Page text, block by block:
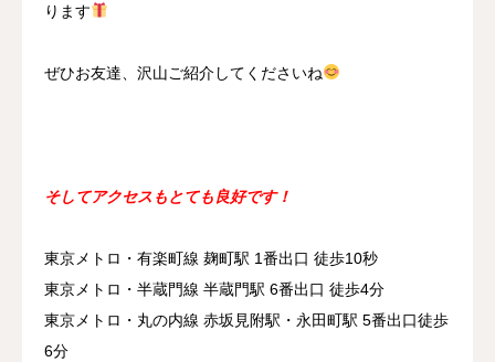
ります
ぜひお友達、沢山ご紹介してくださいね
そしてアクセスもとても良好です！
東京メトロ・有楽町線 麹町駅 1番出口 徒歩10秒
東京メトロ・半蔵門線 半蔵門駅 6番出口 徒歩4分
東京メトロ・丸の内線 赤坂見附駅・永田町駅 5番出口徒歩
6分